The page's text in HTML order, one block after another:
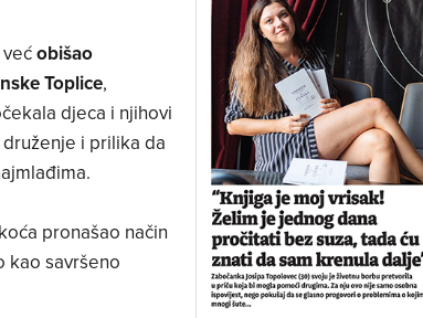
obišao
Toplice,
djeca i njihovi
i prilika da
pronašao način
kao savršeno